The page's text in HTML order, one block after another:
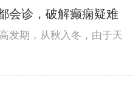
会诊，破解癫痫疑难
发期，从秋入冬，由于天